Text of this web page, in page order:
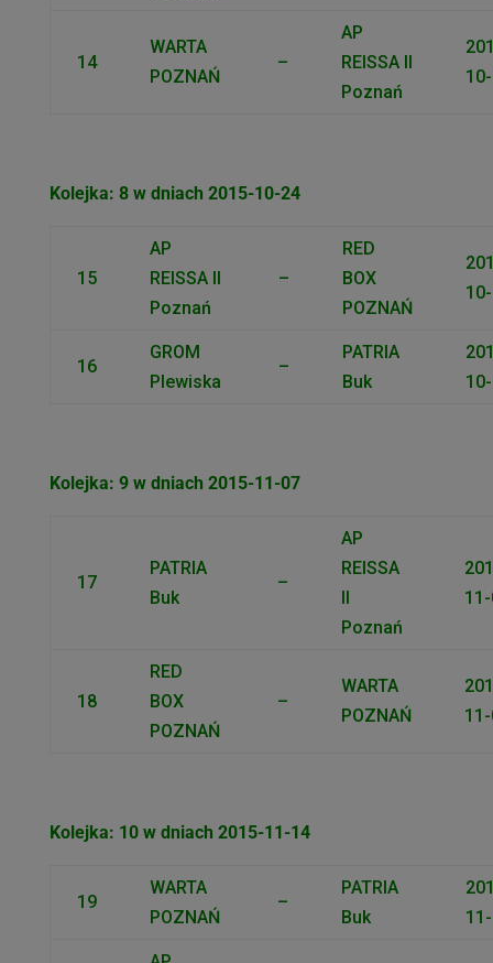
14
WARTA
POZNAŃ
–
AP
REISSA II
Poznań
Kolejka: 8 w dniach 2015-10-24
15
AP
REISSA II
Poznań
–
RED
BOX
POZNAŃ
16
GROM
Plewiska
–
PATRIA
Buk
Kolejka: 9 w dniach 2015-11-07
17
PATRIA
Buk
–
AP
REISSA
II
Poznań
18
RED
BOX
POZNAŃ
–
WARTA
POZNAŃ
Kolejka: 10 w dniach 2015-11-14
19
WARTA
POZNAŃ
–
PATRIA
Buk